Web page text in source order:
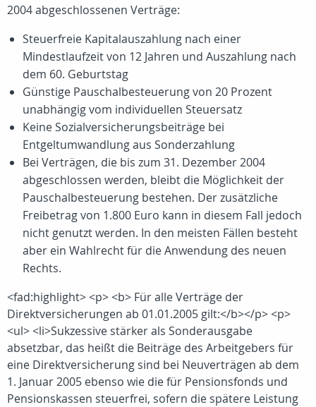
2004 abgeschlossenen Verträge:
Steuerfreie Kapitalauszahlung nach einer
Mindestlaufzeit von 12 Jahren und Auszahlung nach
dem 60. Geburtstag
Günstige Pauschalbesteuerung von 20 Prozent
unabhängig vom individuellen Steuersatz
Keine Sozialversicherungsbeiträge bei
Entgeltumwandlung aus Sonderzahlung
Bei Verträgen, die bis zum 31. Dezember 2004
abgeschlossen werden, bleibt die Möglichkeit der
Pauschalbesteuerung bestehen. Der zusätzliche
Freibetrag von 1.800 Euro kann in diesem Fall jedoch
nicht genutzt werden. In den meisten Fällen besteht
aber ein Wahlrecht für die Anwendung des neuen
Rechts.
<fad:highlight> <p> <b> Für alle Verträge der
Direktversicherungen ab 01.01.2005 gilt:</b></p> <p>
<ul> <li>Sukzessive stärker als Sonderausgabe
absetzbar, das heißt die Beiträge des Arbeitgebers für
eine Direktversicherung sind bei Neuverträgen ab dem
1. Januar 2005 ebenso wie die für Pensionsfonds und
Pensionskassen steuerfrei, sofern die spätere Leistung